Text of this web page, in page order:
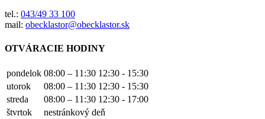
tel.: 043/49 33 100
mail: obecklastor@obecklastor.sk
OTVÁRACIE HODINY
pondelok 08:00 – 11:30 12:30 - 15:30
utorok
08:00 – 11:30 12:30 - 15:30
streda
08:00 – 11:30 12:30 - 17:00
štvrtok
nestránkový deň